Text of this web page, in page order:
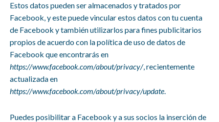
Estos datos pueden ser almacenados y tratados por
Facebook, y este puede vincular estos datos con tu cuenta
de Facebook y también utilizarlos para fines publicitarios
propios de acuerdo con la política de uso de datos de
Facebook que encontrarás en
https://www.facebook.com/about/privacy/, recientemente
actualizada en
https://www.facebook.com/about/privacy/update.
Puedes posibilitar a Facebook y a sus socios la inserción de